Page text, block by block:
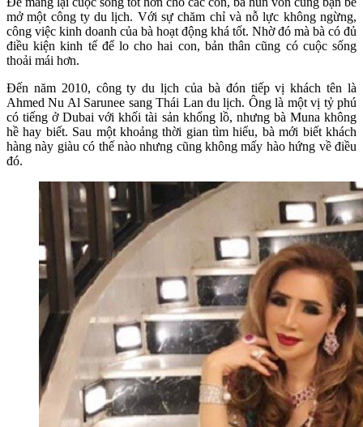
mở một công ty du lịch. Với sự chăm chỉ và nỗ lực không ngừng,
công việc kinh doanh của bà hoạt động khá tốt. Nhờ đó mà bà có đủ
điều kiện kinh tế để lo cho hai con, bản thân cũng có cuộc sống
thoải mái hơn.
Đến năm 2010, công ty du lịch của bà đón tiếp vị khách tên là
Ahmed Nu Al Sarunee sang Thái Lan du lịch. Ông là một vị tỷ phú
có tiếng ở Dubai với khối tài sản khổng lồ, nhưng bà Muna không
hề hay biết. Sau một khoảng thời gian tìm hiểu, bà mới biết khách
hàng này giàu có thế nào nhưng cũng không mấy hào hứng về điều
đó.